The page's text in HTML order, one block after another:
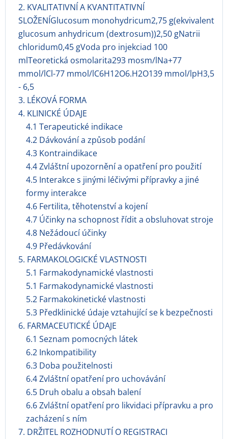
2. KVALITATIVNÍ A KVANTITATIVNÍ
SLOŽENÍGlucosum monohydricum2,75 g(ekvivalent
glucosum anhydricum (dextrosum))2,50 gNatrii
chloridum0,45 gVoda pro injekciad 100
mlTeoretická osmolarita293 mosm/lNa+77
mmol/lCl-77 mmol/lC6H12O6.H2O139 mmol/lpH3,5
- 6,5
3. LÉKOVÁ FORMA
4. KLINICKÉ ÚDAJE
4.1 Terapeutické indikace
4.2 Dávkování a způsob podání
4.3 Kontraindikace
4.4 Zvláštní upozornění a opatření pro použití
4.5 Interakce s jinými léčivými přípravky a jiné
formy interakce
4.6 Fertilita, těhotenství a kojení
4.7 Účinky na schopnost řídit a obsluhovat stroje
4.8 Nežádoucí účinky
4.9 Předávkování
5. FARMAKOLOGICKÉ VLASTNOSTI
5.1 Farmakodynamické vlastnosti
5.1 Farmakodynamické vlastnosti
5.2 Farmakokinetické vlastnosti
5.3 Předklinické údaje vztahující se k bezpečnosti
6. FARMACEUTICKÉ ÚDAJE
6.1 Seznam pomocných látek
6.2 Inkompatibility
6.3 Doba použitelnosti
6.4 Zvláštní opatření pro uchovávání
6.5 Druh obalu a obsah balení
6.6 Zvláštní opatření pro likvidaci přípravku a pro
zacházení s ním
7. DRŽITEL ROZHODNUTÍ O REGISTRACI